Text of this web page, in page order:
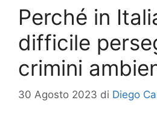
Perché in
difficile
crimini
30 Agosto 2023 di Diego